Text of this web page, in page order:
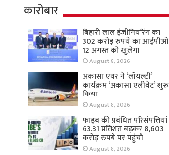
कारोबार
बिहारी लाल इंजीनियरिंग का
302 करोड़ रुपये का आईपीओ
12 अगस्त को खुलेगा
August 8, 2026
अकासा एयर ने ‘लॉयल्टी’
कार्यक्रम ‘अकासा एलीवेट’ शुरू
किया
August 8, 2026
फाइब की प्रबंधित परिसंपत्तियां
63.31 प्रतिशत बढ़कर 8,603
करोड़ रुपये पर पहुंचीं
August 8, 2026